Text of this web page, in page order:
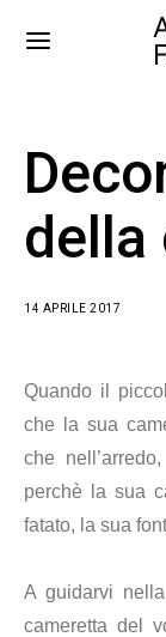
della
14 APRILE 2017
Quando il
che la sua
che
perchè la sua
fatato, la sua
A guidarvi
cameretta del